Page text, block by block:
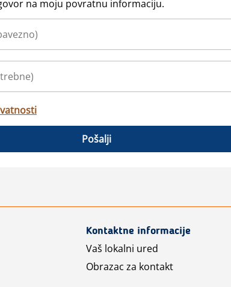
na moju povratnu informaciju.
Pošalji
Kontaktne informacije
Vaš lokalni ured
Obrazac za kontakt